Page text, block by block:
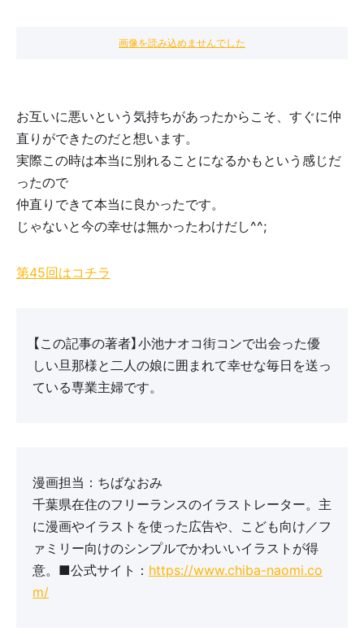
画像を読み込めませんでした
お互いに悪いという気持ちがあったからこそ、すぐに仲
直りができたのだと想います。
実際この時は本当に別れることになるかもという感じだ
ったので
仲直りできて本当に良かったです。
じゃないと今の幸せは無かったわけだし^^;
第45回はコチラ
【この記事の著者】小池ナオコ街コンで出会った優
しい旦那様と二人の娘に囲まれて幸せな毎日を送っ
ている専業主婦です。
漫画担当：ちばなおみ
千葉県在住のフリーランスのイラストレーター。主
に漫画やイラストを使った広告や、こども向け／フ
ァミリー向けのシンプルでかわいいイラストが得
意。■公式サイト： https://www.chiba-naomi.co
m/